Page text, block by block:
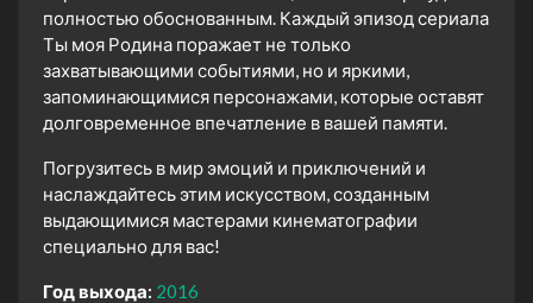
полностью обоснованным. Каждый эпизод сериала
Ты моя Родина поражает не только
захватывающими событиями, но и яркими,
запоминающимися персонажами, которые оставят
долговременное впечатление в вашей памяти.
Погрузитесь в мир эмоций и приключений и
наслаждайтесь этим искусством, созданным
выдающимися мастерами кинематографии
специально для вас!
Год выхода: 2016